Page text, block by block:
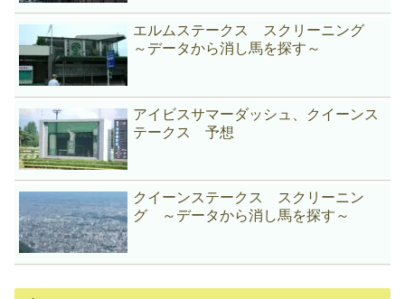
エルムステークス スクリーニング
～データから消し馬を探す～
アイビスサマーダッシュ、クイーンス
テークス 予想
クイーンステークス スクリーニン
グ ～データから消し馬を探す～